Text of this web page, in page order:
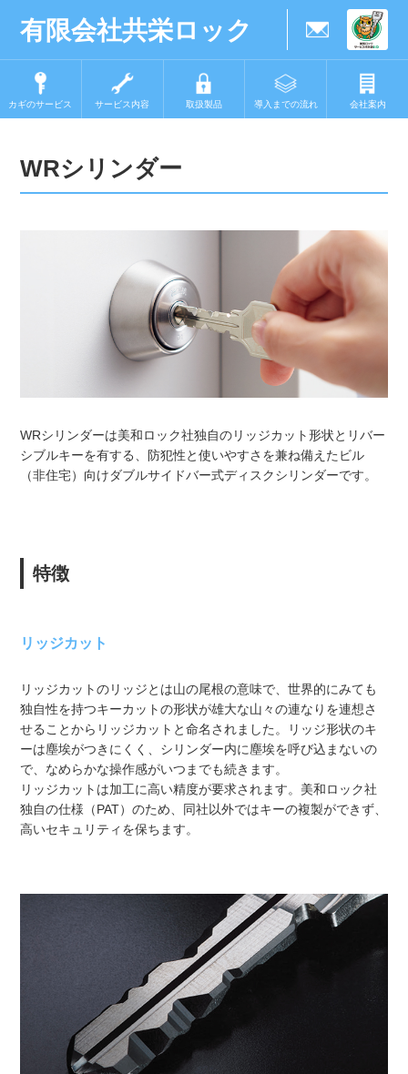
有限会社共栄ロック
カギのサービス サービス内容 取扱製品 導入までの流れ 会社案内
WRシリンダー
WRシリンダーは美和ロック社独自のリッジカット形状とリバー
シブルキーを有する、防犯性と使いやすさを兼ね備えたビル
（非住宅）向けダブルサイドバー式ディスクシリンダーです。
特徴
リッジカット
リッジカットのリッジとは山の尾根の意味で、世界的にみても
独自性を持つキーカットの形状が雄大な山々の連なりを連想さ
せることからリッジカットと命名されました。リッジ形状のキ
ーは塵埃がつきにくく、シリンダー内に塵埃を呼び込まないの
で、なめらかな操作感がいつまでも続きます。
リッジカットは加工に高い精度が要求されます。美和ロック社
独自の仕様（PAT）のため、同社以外ではキーの複製ができず、
高いセキュリティを保ちます。